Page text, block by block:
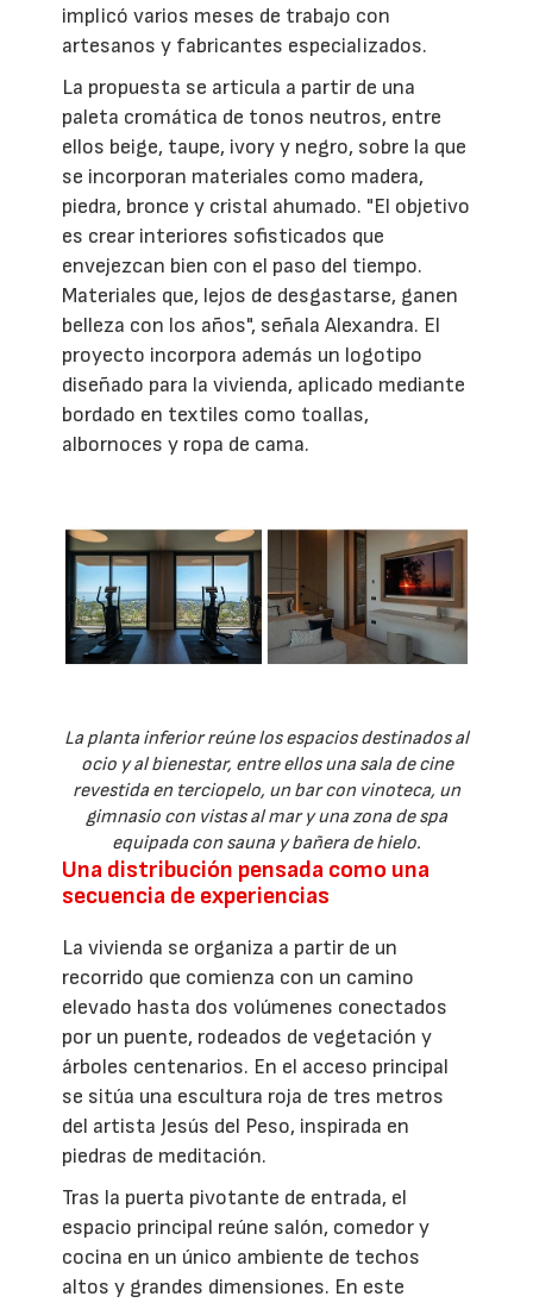
implicó varios meses de trabajo con
artesanos y fabricantes especializados.
La propuesta se articula a partir de una
paleta cromática de tonos neutros, entre
ellos beige, taupe, ivory y negro, sobre la que
se incorporan materiales como madera,
piedra, bronce y cristal ahumado. "El objetivo
es crear interiores sofisticados que
envejezcan bien con el paso del tiempo.
Materiales que, lejos de desgastarse, ganen
belleza con los años", señala Alexandra. El
proyecto incorpora además un logotipo
diseñado para la vivienda, aplicado mediante
bordado en textiles como toallas,
albornoces y ropa de cama.
La planta inferior reúne los espacios destinados al
ocio y al bienestar, entre ellos una sala de cine
revestida en terciopelo, un bar con vinoteca, un
gimnasio con vistas al mar y una zona de spa
equipada con sauna y bañera de hielo.
Una distribución pensada como una
secuencia de experiencias
La vivienda se organiza a partir de un
recorrido que comienza con un camino
elevado hasta dos volúmenes conectados
por un puente, rodeados de vegetación y
árboles centenarios. En el acceso principal
se sitúa una escultura roja de tres metros
del artista Jesús del Peso, inspirada en
piedras de meditación.
Tras la puerta pivotante de entrada, el
espacio principal reúne salón, comedor y
cocina en un único ambiente de techos
altos y grandes dimensiones. En este